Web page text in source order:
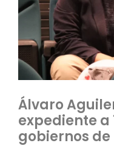
Álvaro
expediente a
gobiernos de